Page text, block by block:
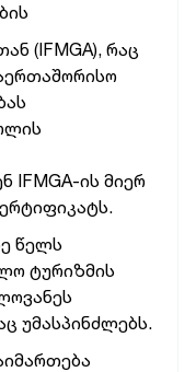
(IFMGA), რაც
IFMGA-ის მიერ
წელს
ტურიზმის
უმასპინძლებს.